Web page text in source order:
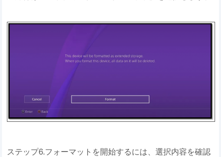
ステップ6.フォーマットを開始するには、選択内容を確認